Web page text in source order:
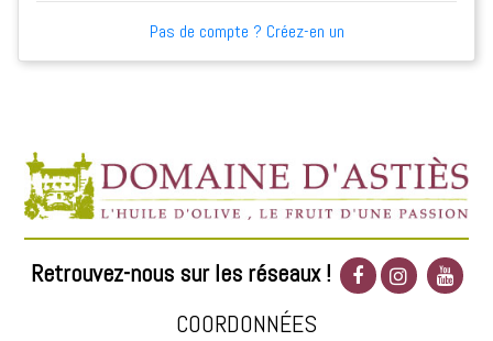
Pas de compte ? Créez-en un
Retrouvez-nous sur les réseaux !
COORDONNÉES